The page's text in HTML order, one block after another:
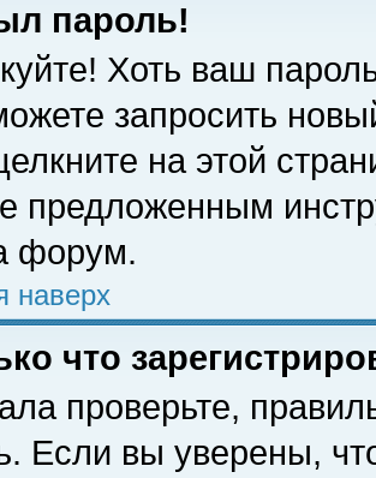
пароль!
Хоть ваш
запросить
на этой
предложенным
форум.
наверх
что
проверьте,
Если вы уверены,